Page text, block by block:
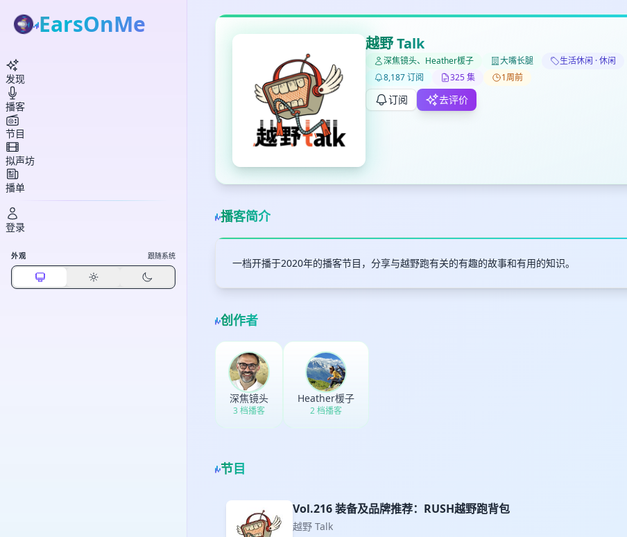
越野 Talk
深焦镜头、Heather楥子 大嘴长腿
生活休闲 · 休闲
8,187 订阅
325 集 1周前
订阅 去评价
播客简介
一档开播于2020年的播客节目，分享与越野跑有关的有趣的故事和有用的知识。
创作者
深焦镜头
3 档播客
Heather楥子
2 档播客
节目
Vol.216 装备及品牌推荐：RUSH越野跑背包
越野 Talk
打分
键盘下留人
高
删除确认
EarsOnMe
发现
播客
节目
拟声坊
播单
登录
外观 跟随系统
加入播单